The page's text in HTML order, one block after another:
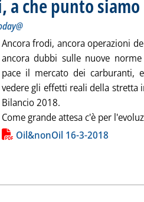
a che punto siamo
Ancora frodi, ancora operazioni
ancora dubbi sulle nuove
pace il mercato dei carburanti,
vedere gli effetti reali della stretta
Bilancio 2018.
Come grande attesa c'è per
notizia
Oil&nonOil 16-3-2018